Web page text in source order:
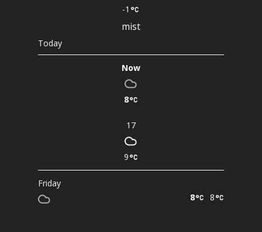
-1
mist
Today
Now
8
17
9
Friday
8
8